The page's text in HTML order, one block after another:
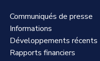
Communiqués de presse
Informations
Développements récents
Rapports financiers